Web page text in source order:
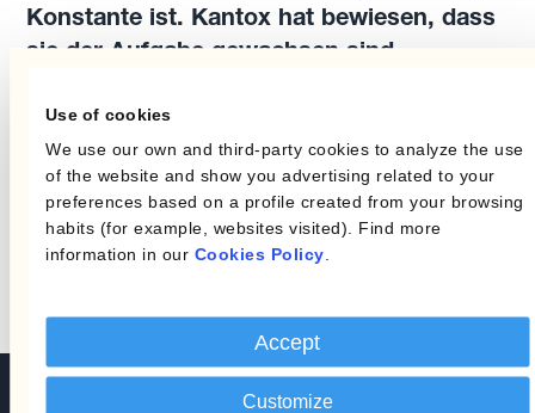
Use of cookies
We use our own and third-party cookies to analyze the use
of the website and show you advertising related to your
preferences based on a profile created from your browsing
habits (for example, websites visited). Find more
information in our Cookies Policy
Accept
Customize
Konstante ist. Kantox hat bewiesen, dass
sie der Aufgabe gewachsen sind.
CEO at 10Tel